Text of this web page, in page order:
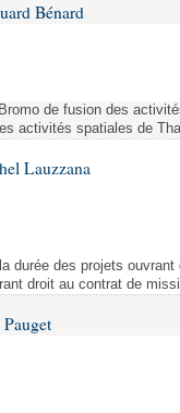
Bénard
de fusion des
activités spatiales de
Lauzzana
durée des projets
droit au contrat de